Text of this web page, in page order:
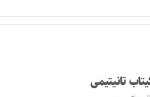
تانیتیمی